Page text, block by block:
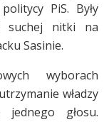
PiS. Były
suchej nitki na
Sasinie.
wyborach
władzy
głosu.